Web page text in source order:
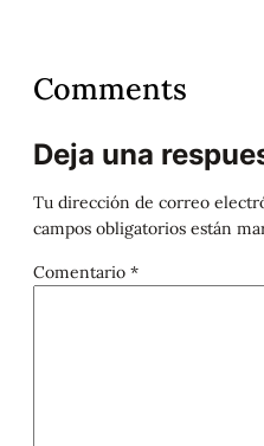
Comments
Deja una
Tu dirección de correo
campos obligatorios están
Comentario *